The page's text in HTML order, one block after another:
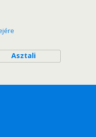
Asztali